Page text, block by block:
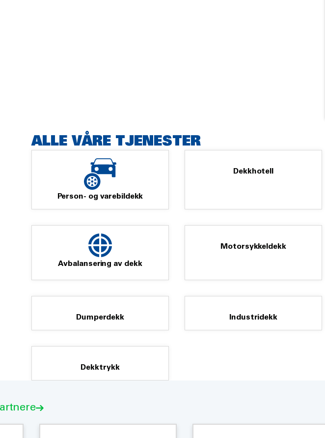
ALLE VÅRE TJENESTER
Person- og varebildekk
Dekkhotell
Avbalansering av dekk
Motorsykkeldekk
Dumperdekk Industridekk
Dekktrykk